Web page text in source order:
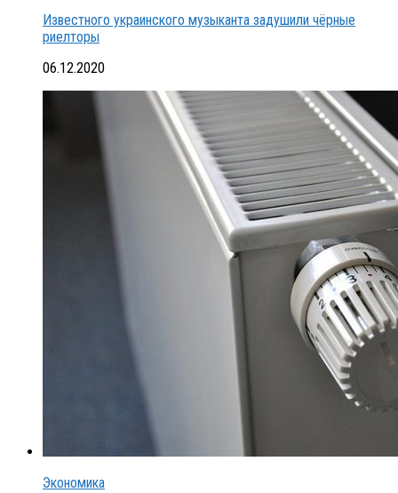
Известного украинского музыканта задушили чёрные
риелторы
06.12.2020
Экономика